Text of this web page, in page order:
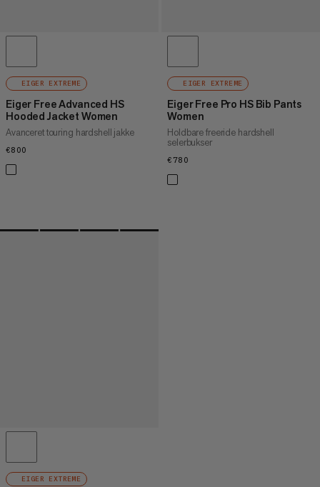
EIGER EXTREME
Eiger Free Advanced HS
Hooded Jacket Women
Avanceret touring hardshell jakke
€800
EIGER EXTREME
Eiger Free Pro HS Bib Pants
Women
Holdbare freeride hardshell
selerbukser
€780
EIGER EXTREME